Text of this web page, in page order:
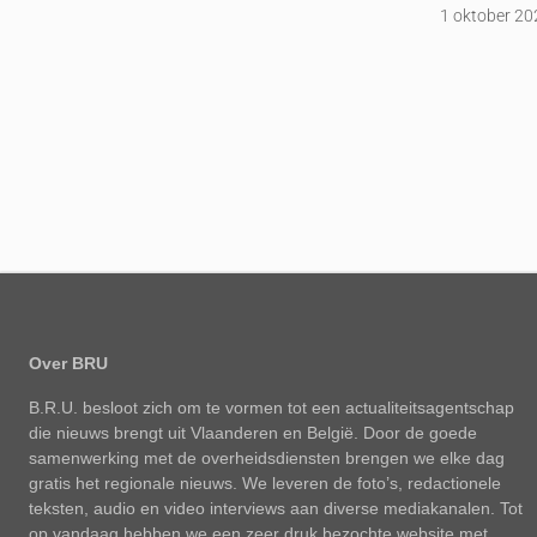
1 oktober
Over BRU
B.R.U. besloot zich om te vormen tot een actualiteitsagentschap
die nieuws brengt uit Vlaanderen en België. Door de goede
samenwerking met de overheidsdiensten brengen we elke dag
gratis het regionale nieuws. We leveren de foto’s, redactionele
teksten, audio en video interviews aan diverse mediakanalen. Tot
op vandaag hebben we een zeer druk bezochte website met